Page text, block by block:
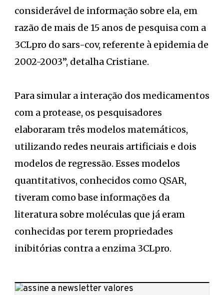
considerável de informação sobre ela, em
razão de mais de 15 anos de pesquisa com a
3CLpro do sars-cov, referente à epidemia de
2002-2003”, detalha Cristiane.
Para simular a interação dos medicamentos
com a protease, os pesquisadores
elaboraram três modelos matemáticos,
utilizando redes neurais artificiais e dois
modelos de regressão. Esses modelos
quantitativos, conhecidos como QSAR,
tiveram como base informações da
literatura sobre moléculas que já eram
conhecidas por terem propriedades
inibitórias contra a enzima 3CLpro.